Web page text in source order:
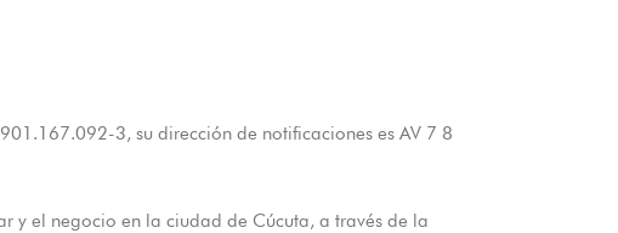
3, su dirección de notificaciones es AV 7 8
y el negocio en la ciudad de Cúcuta, a través de la